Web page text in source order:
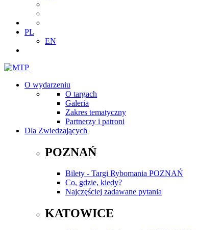
PL
EN
O wydarzeniu
O targach
Galeria
Zakres tematyczny
Partnerzy i patroni
Dla Zwiedzających
POZNAŃ
Bilety - Targi Rybomania POZNAŃ
Co, gdzie, kiedy?
Najczęściej zadawane pytania
KATOWICE